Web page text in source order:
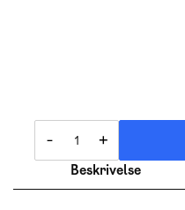
- +
Beskrivelse